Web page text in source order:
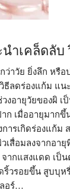
ำเคล็ดลับ
าวัย ยิ่งลึก หรือ
ลดร่องแก้ม แน
อายุวัยของผิ เ
ก เมื่ออายุมาก
ารเกิดร่องแก้ม
เสื่อมลงจากอา
ากแสงแดด เป็
วรอยขึ้น สูบบุห
อร์…